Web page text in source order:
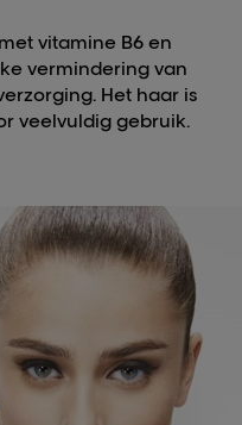
vitamine B6 en
vermindering van
Het haar is
veelvuldig gebruik.